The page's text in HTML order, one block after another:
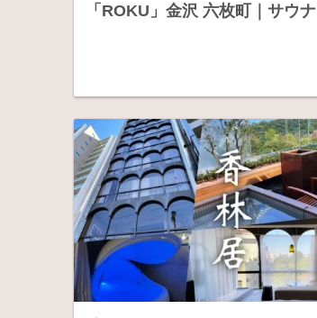
「ROKU」金沢 六枚町｜サウナ